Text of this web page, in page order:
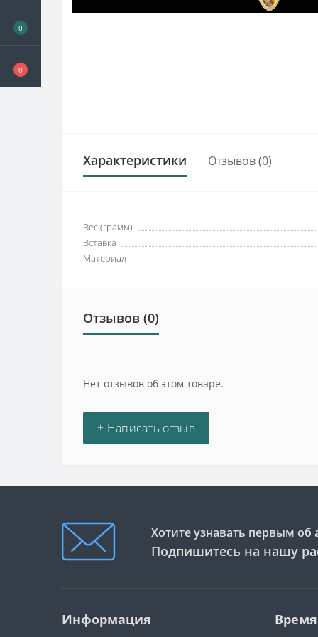
0
0
Характеристики Отзывов (0)
Вес (грамм)
Вставка
Материал
Отзывов (0)
Нет отзывов об этом товаре.
+ Написать отзыв
Хотите узнавать первым об
Подпишитесь на нашу
Информация